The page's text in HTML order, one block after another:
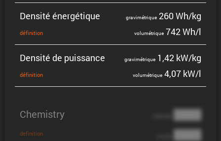
Densité énergé­tique
défini­tion
gravi­mé­trique 260 Wh/kg
volumé­trique 742 Wh/l
Densité de puissance
défini­tion
gravi­mé­trique 1,42 kW/kg
volumé­trique 4,07 kW/l
Chemistry
definition
████
████